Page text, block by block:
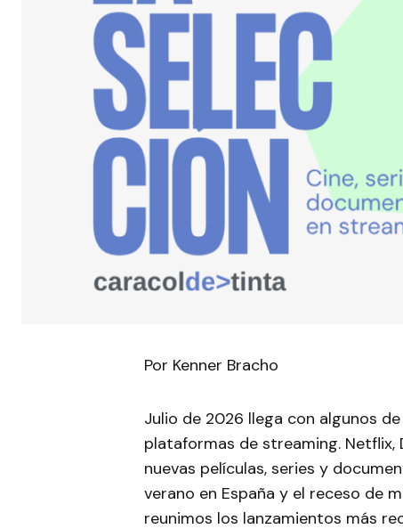
Por Kenner Bracho
Julio de 2026 llega con algunos
plataformas de streaming. Netflix,
nuevas películas, series y
verano en España y el receso de
reunimos los lanzamientos más